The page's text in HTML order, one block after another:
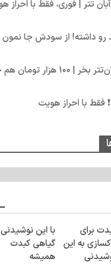
رو داشته! از سودش جا نمون
هم جایزه بگیر
برای
به این
با این نوشیدنی
گیاهی کبدت
همیشه